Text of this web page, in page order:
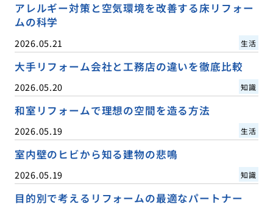
アレルギー対策と空気環境を改善する床リフォー
ムの科学
2026.05.21 生活
大手リフォーム会社と工務店の違いを徹底比較
2026.05.20 知識
和室リフォームで理想の空間を造る方法
2026.05.19 生活
室内壁のヒビから知る建物の悲鳴
2026.05.19 知識
目的別で考えるリフォームの最適なパートナー